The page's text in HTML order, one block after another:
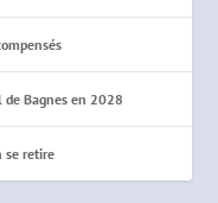
Bagnes en 2028
se retire